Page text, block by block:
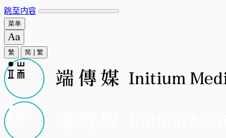
跳至内容
菜单
繁 简 繁